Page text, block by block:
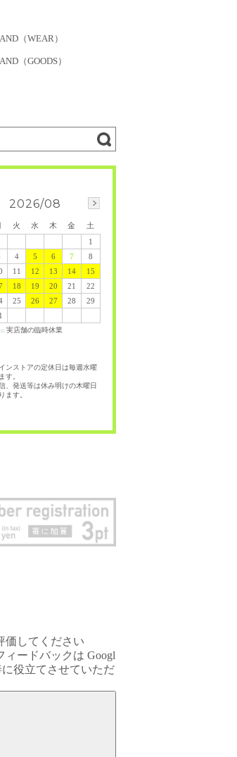
（WEAR）
（GOODS）
2026/08
火 水 木 金
土
1
4 5 6 7
8
11 12 13 14
15
18 19 20 21
22
25 26 27 28
29
実店舗の臨時休業
ンストアの定休日は毎週水曜
す。
、発送等は休み明けの木曜日
ます。
価してください
ィードバックは Googl
役立てさせていただ